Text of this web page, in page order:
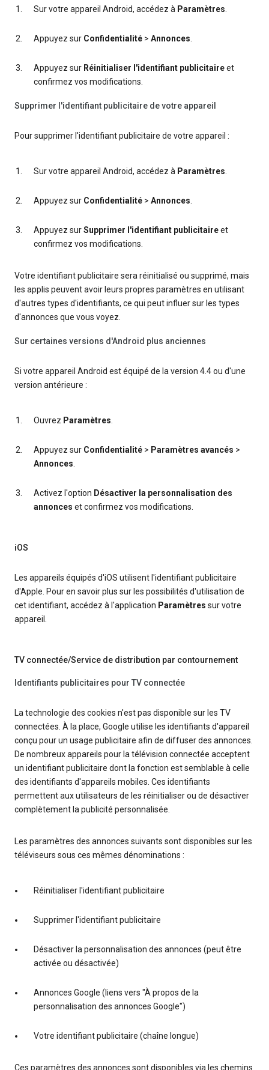
Sur votre appareil Android, accédez à Paramètres.
Appuyez sur Confidentialité > Annonces.
Appuyez sur Réinitialiser l'identifiant publicitaireet
confirmez vos modifications.
Supprimer l'identifiant publicitaire de votre appareil
Pour supprimer l'identifiant publicitaire de votre appareil :
Sur votre appareil Android, accédez à Paramètres.
Appuyez sur Confidentialité > Annonces.
Appuyez surSupprimer l'identifiant publicitaireet
confirmez vos modifications.
Votre identifiant publicitaire sera réinitialisé ou supprimé, mais
les applis peuvent avoir leurs propres paramètres en utilisant
d'autres types d'identifiants, ce qui peut influer sur les types
d'annonces que vous voyez.
Sur certaines versions d'Android plus anciennes
Si votre appareil Android est équipé de la version 4.4 ou d'une
version antérieure :
Ouvrez Paramètres.
Appuyez sur Confidentialité > Paramètres avancés >
Annonces.
Activez l'option Désactiver la personnalisation des
annonces et confirmez vos modifications.
iOS
Les appareils équipés d'iOS utilisent l'identifiant publicitaire
d'Apple. Pour en savoir plus sur les possibilités d'utilisation de
cet identifiant, accédez à l'application Paramètres sur votre
appareil.
TV connectée/Service de distribution par contournement
Identifiants publicitaires pour TV connectée
La technologie des cookies n'est pas disponible sur les TV
connectées. À la place, Google utilise les identifiants d'appareil
conçu pour un usage publicitaire afin de diffuser des annonces.
De nombreux appareils pour la télévision connectée acceptent
un identifiant publicitaire dont la fonction est semblable à celle
des identifiants d'appareils mobiles. Ces identifiants
permettent aux utilisateurs de les réinitialiser ou de désactiver
complètement la publicité personnalisée.
Les paramètres des annonces suivants sont disponibles sur les
téléviseurs sous ces mêmes dénominations :
Réinitialiser l'identifiant publicitaire
Supprimer l'identifiant publicitaire
Désactiver la personnalisation des annonces (peut être
activée ou désactivée)
Annonces Google (liens vers "À propos de la
personnalisation des annonces Google")
Votre identifiant publicitaire (chaîne longue)
Ces paramètres des annonces sont disponibles via les chemins